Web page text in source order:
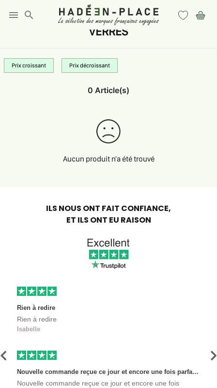
menu search
VERRES
Prix croissant Prix décroissant
0 Article(s)
Aucun produit n'a été trouvé
ILS NOUS ONT FAIT CONFIANCE,
ET ILS ONT EU RAISON
Rien à redire
Rien à redire
Isabelle
Nouvelle commande reçue ce jour et encore une fois parfaitement satisfaite, l'envoi est très rapide et les produits sont toujours conditionnés de manière personnalisés. L'avantage de commander auprès de créateurs indépendants.
Nouvelle commande reçue ce jour et encore une fois
Précédent